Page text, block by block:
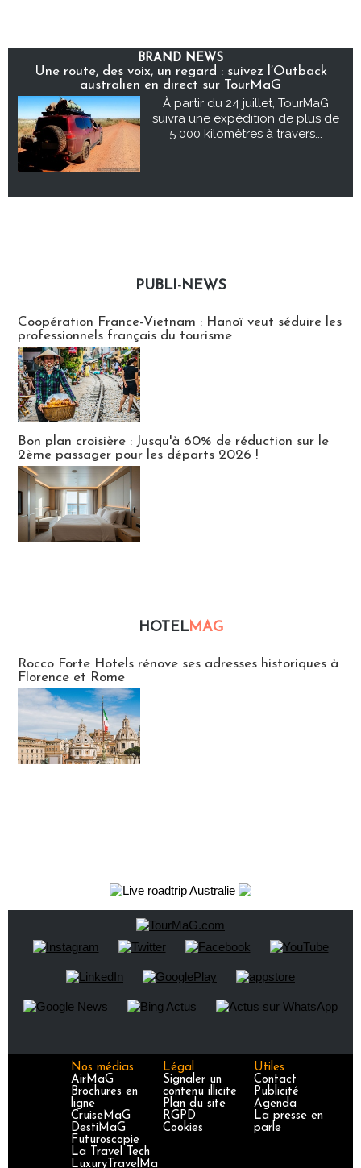
BRAND NEWS
Une route, des voix, un regard : suivez l’Outback
australien en direct sur TourMaG
À partir du 24 juillet, TourMaG
suivra une expédition de plus de
5 000 kilomètres à travers...
PUBLI-NEWS
Coopération France-Vietnam : Hanoï veut séduire les
professionnels français du tourisme
Bon plan croisière : Jusqu'à 60% de réduction sur le
2ème passager pour les départs 2026 !
HOTELMAG
Rocco Forte Hotels rénove ses adresses historiques à
Florence et Rome
Nos médias
AirMaG
Brochures en
ligne
CruiseMaG
DestiMaG
Futuroscopie
La Travel Tech
LuxuryTravelMa
Légal
Signaler un
contenu illicite
Plan du site
RGPD
Cookies
Utiles
Contact
Publicité
Agenda
La presse en
parle